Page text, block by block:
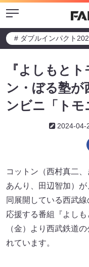
Menu
# ダブルインパクト
『よしもと
ン・ぼる塾が
ンビニ「トモ
2024-04-
コットン（西村真二
あんり、田辺智加）
同展開している西武
応援する番組『よし
（金）より西武鉄道
れています。